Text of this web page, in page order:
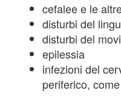
cefalee e le
disturbi del
disturbi del
epilessia
infezioni del
periferico,